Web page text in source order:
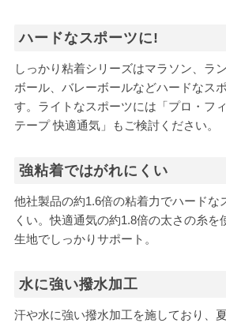
ハードなスポーツに!
しっかり粘着シリーズはマラソン、ラ
ボール、バレーボールなどハードなス
す。ライトなスポーツには「プロ・フ
テープ 快適通気」もご検討ください。
強粘着ではがれにくい
他社製品の約1.6倍の粘着力でハードな
くい。快適通気の約1.8倍の太さの糸を
生地でしっかりサポート。
水に強い撥水加工
汗や水に強い撥水加工を施しており、